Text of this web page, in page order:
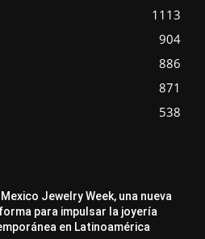
1113
904
886
871
538
Opiniones
Perspectiva
Secciones Sin categoría
Sucesos
Más
Jewelry Week, una nueva
para impulsar la joyería
en Latinoamérica